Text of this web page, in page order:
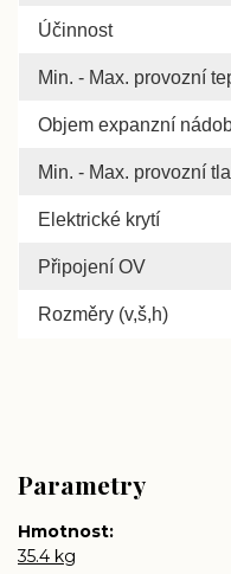
Účinnost
Min. - Max. provozní
Objem expanzní
Min. - Max. provozní
Elektrické krytí
Připojení OV
Rozměry (v,š,h)
Parametry
Hmotnost
35.4 kg